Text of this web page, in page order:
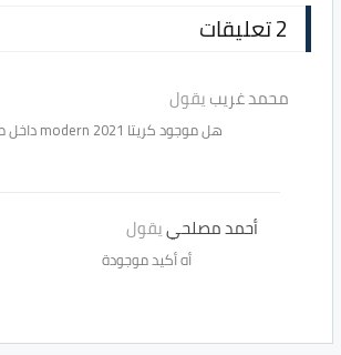
2 تعليقات
محمد غريبيقول
هل موجود كريتا 2021 modern داخل مصر
أحمد مصلحييقول
أه أكيد موجودة